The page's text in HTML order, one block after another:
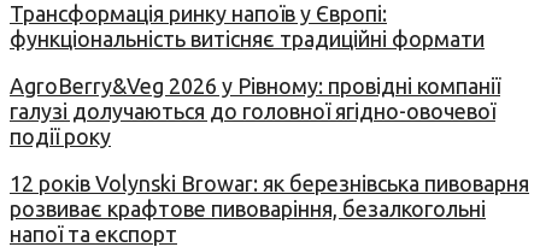
Трансформація ринку напоїв у Європі:
функціональність витісняє традиційні формати
AgroBerry&Veg 2026 у Рівному: провідні компанії
галузі долучаються до головної ягідно-овочевої
події року
12 років Volynski Browar: як березнівська пивоварня
розвиває крафтове пивоваріння, безалкогольні
напої та експорт